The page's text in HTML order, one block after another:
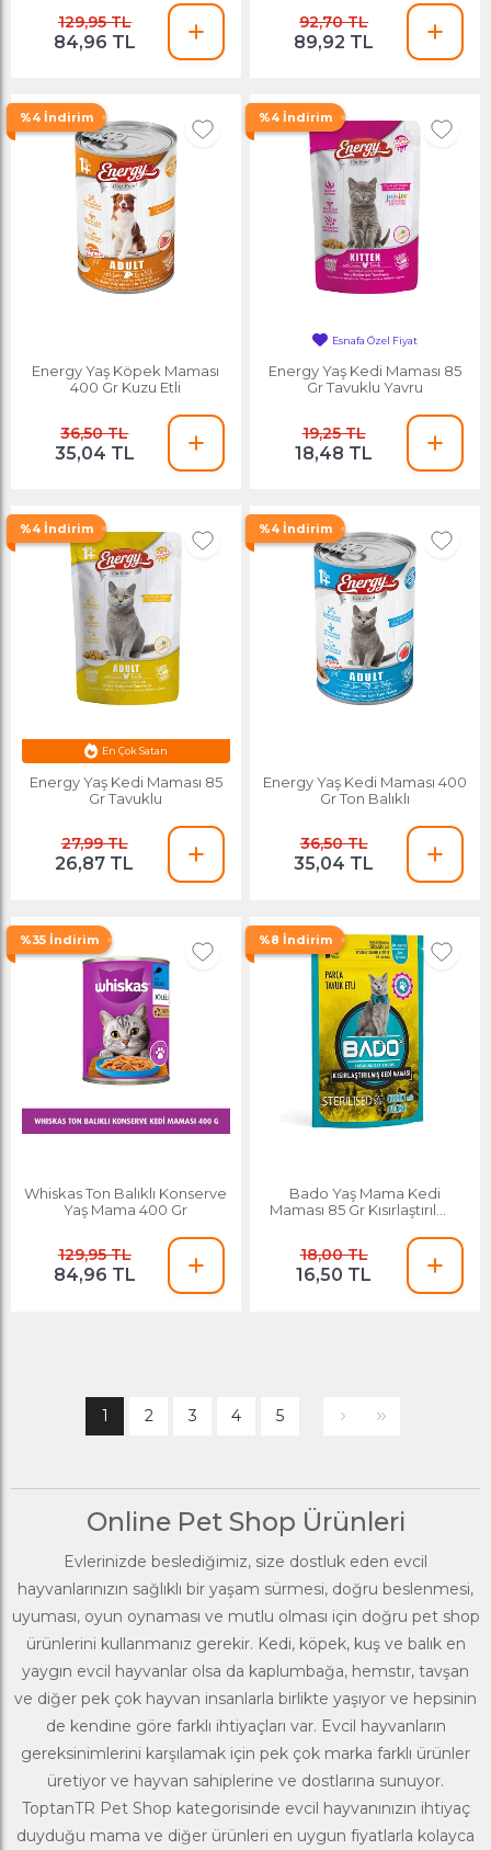
129,95 TL
84,96 TL
92,70 TL
89,92 TL
%4 İndirim
Energy Yaş Köpek Maması
400 Gr Kuzu Etli
36,50 TL
35,04 TL
%4 İndirim
Esnafa Özel Fiyat
Energy Yaş Kedi Maması 85
Gr Tavuklu Yavru
19,25 TL
18,48 TL
%4 İndirim
En Çok Satan
Energy Yaş Kedi Maması 85
Gr Tavuklu
27,99 TL
26,87 TL
%4 İndirim
Energy Yaş Kedi Maması 400
Gr Ton Balıklı
36,50 TL
35,04 TL
%35 İndirim
Whiskas Ton Balıklı Konserve
Yaş Mama 400 Gr
129,95 TL
84,96 TL
%8 İndirim
Bado Yaş Mama Kedi
Maması 85 Gr Kısırlaştırılmış
18,00 TL
16,50 TL
1 2 3 4 5
Online Pet Shop Ürünleri
Evlerinizde beslediğimiz, size dostluk eden evcil
hayvanlarınızın sağlıklı bir yaşam sürmesi, doğru beslenmesi,
uyuması, oyun oynaması ve mutlu olması için doğru pet shop
ürünlerini kullanmanız gerekir. Kedi, köpek, kuş ve balık en
yaygın evcil hayvanlar olsa da kaplumbağa, hemstır, tavşan
ve diğer pek çok hayvan insanlarla birlikte yaşıyor ve hepsinin
de kendine göre farklı ihtiyaçları var. Evcil hayvanların
gereksinimlerini karşılamak için pek çok marka farklı ürünler
üretiyor ve hayvan sahiplerine ve dostlarına sunuyor.
ToptanTR Pet Shop kategorisinde evcil hayvanınızın ihtiyaç
duyduğu mama ve diğer ürünleri en uygun fiyatlarla kolayca